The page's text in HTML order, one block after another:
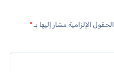
الحقول الإلزامية مشار إليها بـ*